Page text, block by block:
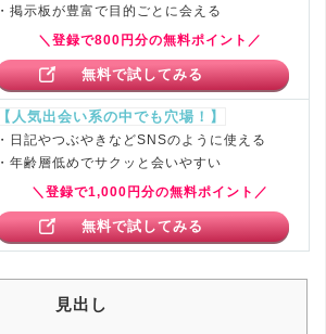
・掲示板が豊富で目的ごとに会える
＼登録で800円分の無料ポイント／
無料で試してみる
【人気出会い系の中でも穴場！】
・日記やつぶやきなどSNSのように使える
・年齢層低めでサクッと会いやすい
＼登録で1,000円分の無料ポイント／
無料で試してみる
見出し